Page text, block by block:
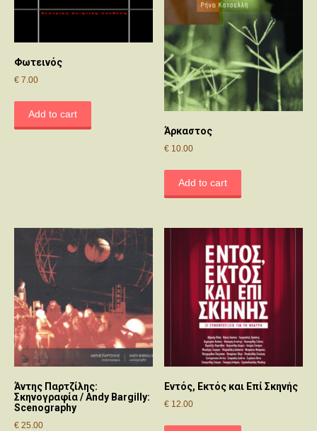
Φωτεινός
€ 7.00
Add to cart
Άρκαστος
€ 10.00
Add to cart
Άντης Παρτζίλης:
Σκηνογραφία / Andy Bargilly:
Scenography
€ 25.00
Εντός, Εκτός και Επί Σκηνής
€ 12.00